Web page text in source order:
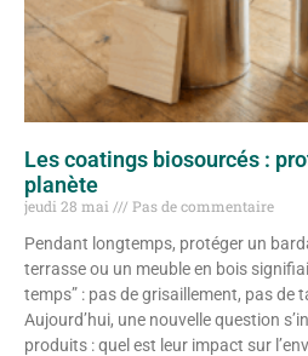
Les coatings biosourcés :
planète
jeudi 28 mai
Pas de commentaire
Pendant longtemps, protéger un
terrasse ou un meuble en bois
temps” : pas de grisaillement, pas de
Aujourd’hui, une nouvelle question
produits : quel est leur impact sur